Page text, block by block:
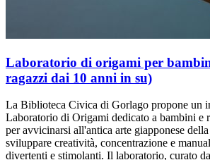
Laboratorio di origami per
ragazzi dai 10 anni in su)
La Biblioteca Civica di Gorlago propone un
Laboratorio di Origami dedicato a bambini e
per avvicinarsi all'antica arte giapponese
sviluppare creatività, concentrazione e
divertenti e stimolanti. Il laboratorio, curato